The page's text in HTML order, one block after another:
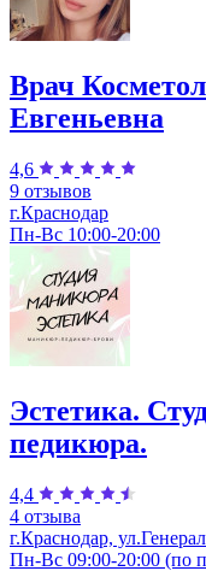
Врач
Евгеньевна
4,6
9 отзывов
г.Краснодар
Пн-Вс 10:00-20:00
Эстетика.
педикюра.
4,4
4 отзыва
г.Краснодар,
Пн-Вс 09:00-20:00 (по